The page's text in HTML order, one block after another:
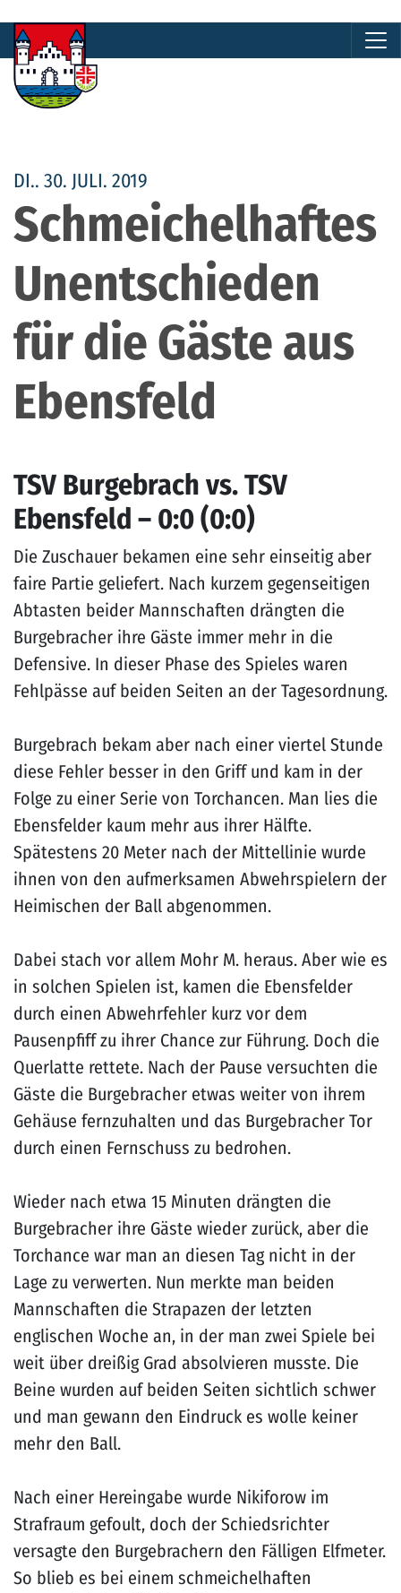
DI.. 30. JULI. 2019
Schmeichelhaftes
Unentschieden
für die Gäste aus
Ebensfeld
TSV Burgebrach vs. TSV
Ebensfeld – 0:0 (0:0)
Die Zuschauer bekamen eine sehr einseitig aber
faire Partie geliefert. Nach kurzem gegenseitigen
Abtasten beider Mannschaften drängten die
Burgebracher ihre Gäste immer mehr in die
Defensive. In dieser Phase des Spieles waren
Fehlpässe auf beiden Seiten an der Tagesordnung.
Burgebrach bekam aber nach einer viertel Stunde
diese Fehler besser in den Griff und kam in der
Folge zu einer Serie von Torchancen. Man lies die
Ebensfelder kaum mehr aus ihrer Hälfte.
Spätestens 20 Meter nach der Mittellinie wurde
ihnen von den aufmerksamen Abwehrspielern der
Heimischen der Ball abgenommen.
Dabei stach vor allem Mohr M. heraus. Aber wie es
in solchen Spielen ist, kamen die Ebensfelder
durch einen Abwehrfehler kurz vor dem
Pausenpfiff zu ihrer Chance zur Führung. Doch die
Querlatte rettete. Nach der Pause versuchten die
Gäste die Burgebracher etwas weiter von ihrem
Gehäuse fernzuhalten und das Burgebracher Tor
durch einen Fernschuss zu bedrohen.
Wieder nach etwa 15 Minuten drängten die
Burgebracher ihre Gäste wieder zurück, aber die
Torchance war man an diesen Tag nicht in der
Lage zu verwerten. Nun merkte man beiden
Mannschaften die Strapazen der letzten
englischen Woche an, in der man zwei Spiele bei
weit über dreißig Grad absolvieren musste. Die
Beine wurden auf beiden Seiten sichtlich schwer
und man gewann den Eindruck es wolle keiner
mehr den Ball.
Nach einer Hereingabe wurde Nikiforow im
Strafraum gefoult, doch der Schiedsrichter
versagte den Burgebrachern den Fälligen Elfmeter.
So blieb es bei einem schmeichelhaften